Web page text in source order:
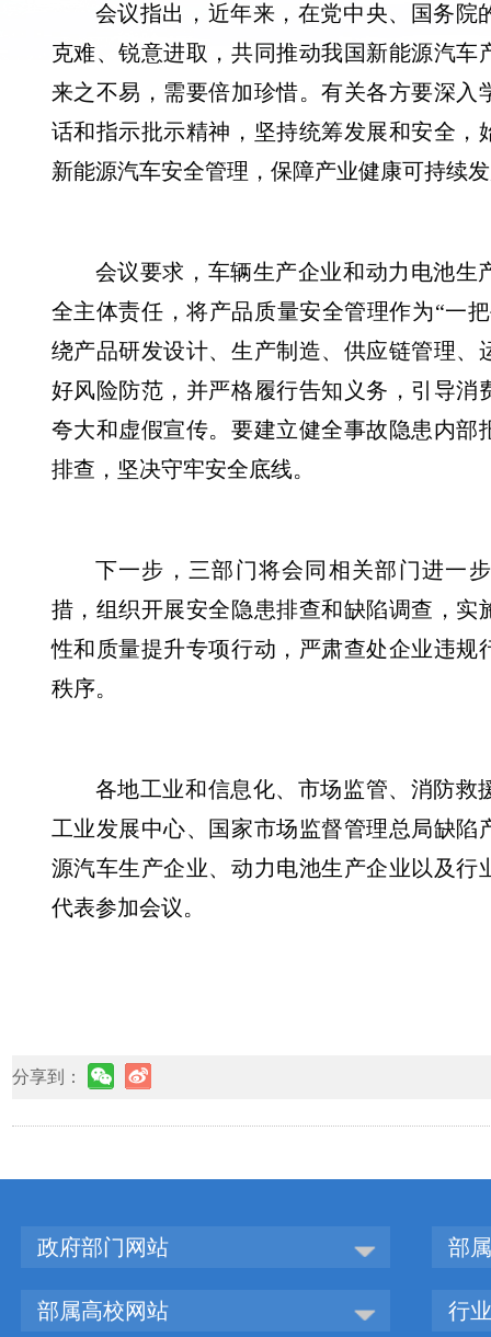
会议指出，近年来，在党中央、国务院
克难、锐意进取，共同推动我国新能源汽车
来之不易，需要倍加珍惜。有关各方要深入
话和指示批示精神，坚持统筹发展和安全，
新能源汽车安全管理，保障产业健康可持续
会议要求，车辆生产企业和动力电池生
全主体责任，将产品质量安全管理作为“一
绕产品研发设计、生产制造、供应链管理、
好风险防范，并严格履行告知义务，引导消
夸大和虚假宣传。要建立健全事故隐患内部
排查，坚决守牢安全底线。
下一步，三部门将会同相关部门进一
措，组织开展安全隐患排查和缺陷调查，实
性和质量提升专项行动，严肃查处企业违规
秩序。
各地工业和信息化、市场监管、消防救
工业发展中心、国家市场监督管理总局缺陷
源汽车生产企业、动力电池生产企业以及行
代表参加会议。
分享到：
政府部门网站 部
部属高校网站 行